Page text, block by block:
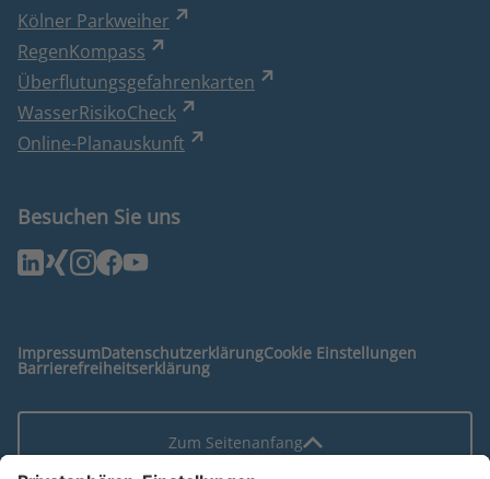
Kölner Parkweiher
RegenKompass
Überflutungsgefahrenkarten
WasserRisikoCheck
Online-Planauskunft
Besuchen Sie uns
ImpressumDatenschutzerklärungCookie Einstellungen
Barrierefreiheitserklärung
Zum Seitenanfang